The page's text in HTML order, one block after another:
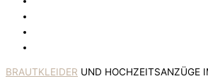
BRAUTKLEIDER UND HOCHZEITSANZÜGE